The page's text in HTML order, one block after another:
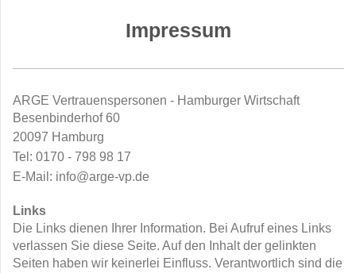
Impressum
ARGE Vertrauenspersonen - Hamburger Wirtschaft
Besenbinderhof 60
20097 Hamburg
Tel: 0170 - 798 98 17
E-Mail: info@arge-vp.de
Links
Die Links dienen Ihrer Information. Bei Aufruf eines Links
verlassen Sie diese Seite. Auf den Inhalt der gelinkten
Seiten haben wir keinerlei Einfluss. Verantwortlich sind die